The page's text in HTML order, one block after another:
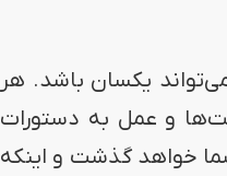
یکسان باشد. هر
و عمل به دستورات
خواهد گذشت و اینکه